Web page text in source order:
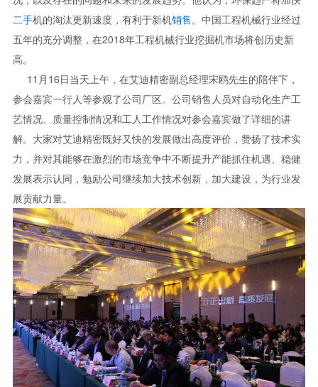
二手机的淘汰更新速度，有利于新机销售。中国工程机械行业经过
五年的充分调整，在2018年工程机械行业挖掘机市场将创历史新
高。
11月16日当天上午，在艾迪精密副总经理宋鸥先生的陪伴下，
参会嘉宾一行人等参观了公司厂区。公司销售人员对自动化生产工
艺情况、质量控制情况和工人工作情况对参会嘉宾做了详细的讲
解。大家对艾迪精密既好又快的发展做出高度评价，赞扬了技术实
力，并对其能够在激烈的市场竞争中不断提升产能抓住机遇、稳健
发展表示认同，勉励公司继续加大技术创新，加大建设，为行业发
展贡献力量。